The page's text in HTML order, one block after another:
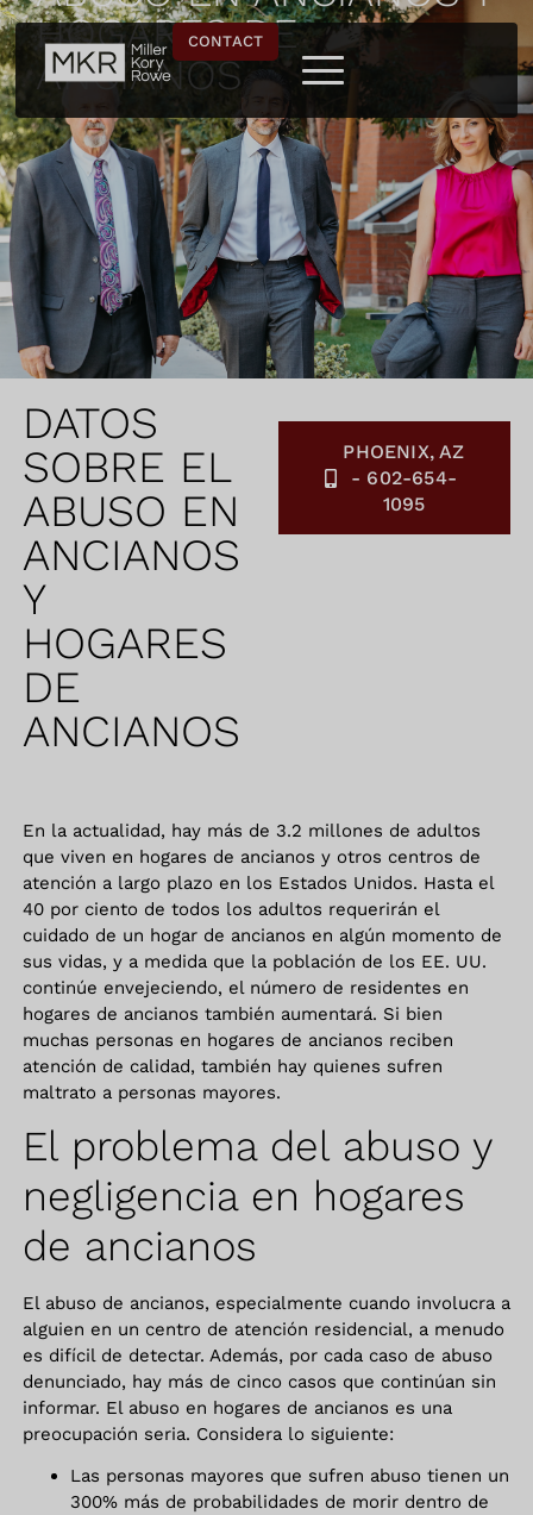
CONTACT
HOGARES DE
ANCIANOS
DATOS
SOBRE EL
ABUSO EN
ANCIANOS
Y
HOGARES
DE
ANCIANOS
PHOENIX, AZ
- 602-654-
1095
En la actualidad, hay más de 3.2 millones de adultos
que viven en hogares de ancianos y otros centros de
atención a largo plazo en los Estados Unidos. Hasta el
40 por ciento de todos los adultos requerirán el
cuidado de un hogar de ancianos en algún momento de
sus vidas, y a medida que la población de los EE. UU.
continúe envejeciendo, el número de residentes en
hogares de ancianos también aumentará. Si bien
muchas personas en hogares de ancianos reciben
atención de calidad, también hay quienes sufren
maltrato a personas mayores.
El problema del abuso y
negligencia en hogares
de ancianos
El abuso de ancianos, especialmente cuando involucra a
alguien en un centro de atención residencial, a menudo
es difícil de detectar. Además, por cada caso de abuso
denunciado, hay más de cinco casos que continúan sin
informar. El abuso en hogares de ancianos es una
preocupación seria. Considera lo siguiente:
Las personas mayores que sufren abuso tienen un
300% más de probabilidades de morir dentro de